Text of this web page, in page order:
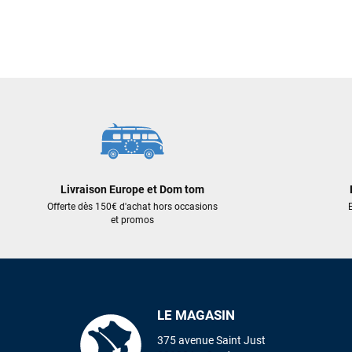
Livraison Europe et Dom tom
Offerte dès 150€ d'achat hors occasions
et promos
LE MAGASIN
375 avenue Saint Just